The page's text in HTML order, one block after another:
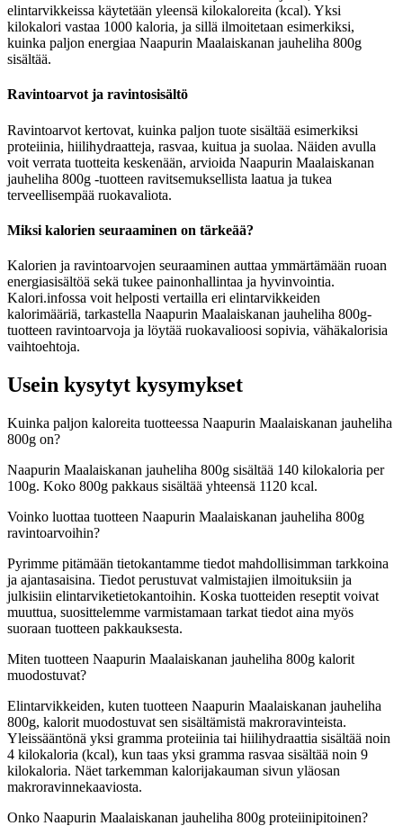
elintarvikkeissa käytetään yleensä kilokaloreita (kcal). Yksi
kilokalori vastaa 1000 kaloria, ja sillä ilmoitetaan esimerkiksi,
kuinka paljon energiaa Naapurin Maalaiskanan jauheliha 800g
sisältää.
Ravintoarvot ja ravintosisältö
Ravintoarvot kertovat, kuinka paljon tuote sisältää esimerkiksi
proteiinia, hiilihydraatteja, rasvaa, kuitua ja suolaa. Näiden avulla
voit verrata tuotteita keskenään, arvioida Naapurin Maalaiskanan
jauheliha 800g -tuotteen ravitsemuksellista laatua ja tukea
terveellisempää ruokavaliota.
Miksi kalorien seuraaminen on tärkeää?
Kalorien ja ravintoarvojen seuraaminen auttaa ymmärtämään ruoan
energiasisältöä sekä tukee painonhallintaa ja hyvinvointia.
Kalori.infossa voit helposti vertailla eri elintarvikkeiden
kalorimääriä, tarkastella Naapurin Maalaiskanan jauheliha 800g-
tuotteen ravintoarvoja ja löytää ruokavalioosi sopivia, vähäkalorisia
vaihtoehtoja.
Usein kysytyt kysymykset
Kuinka paljon kaloreita tuotteessa Naapurin Maalaiskanan jauheliha
800g on?
Naapurin Maalaiskanan jauheliha 800g sisältää 140 kilokaloria per
100g. Koko 800g pakkaus sisältää yhteensä 1120 kcal.
Voinko luottaa tuotteen Naapurin Maalaiskanan jauheliha 800g
ravintoarvoihin?
Pyrimme pitämään tietokantamme tiedot mahdollisimman tarkkoina
ja ajantasaisina. Tiedot perustuvat valmistajien ilmoituksiin ja
julkisiin elintarviketietokantoihin. Koska tuotteiden reseptit voivat
muuttua, suosittelemme varmistamaan tarkat tiedot aina myös
suoraan tuotteen pakkauksesta.
Miten tuotteen Naapurin Maalaiskanan jauheliha 800g kalorit
muodostuvat?
Elintarvikkeiden, kuten tuotteen Naapurin Maalaiskanan jauheliha
800g, kalorit muodostuvat sen sisältämistä makroravinteista.
Yleissääntönä yksi gramma proteiinia tai hiilihydraattia sisältää noin
4 kilokaloria (kcal), kun taas yksi gramma rasvaa sisältää noin 9
kilokaloria. Näet tarkemman kalorijakauman sivun yläosan
makroravinnekaaviosta.
Onko Naapurin Maalaiskanan jauheliha 800g proteiinipitoinen?